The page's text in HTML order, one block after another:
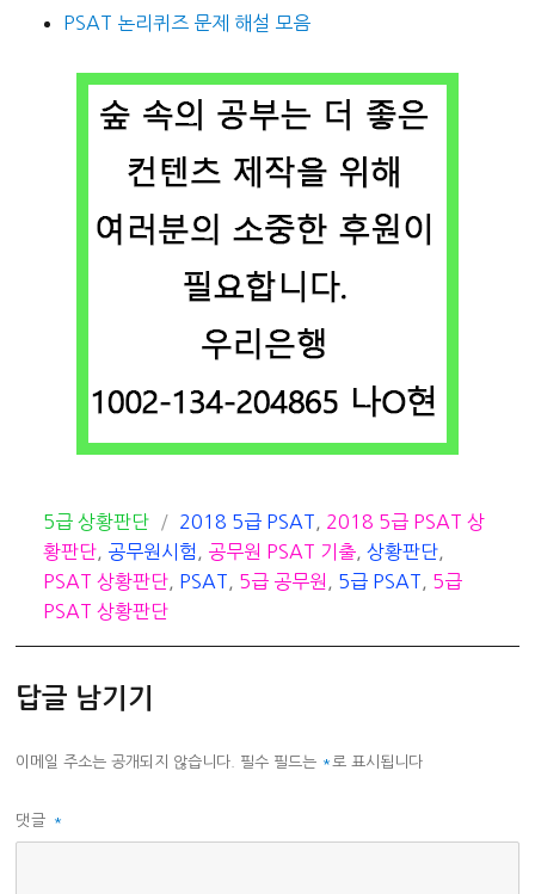
PSAT 논리퀴즈 문제 해설 모음
카
테
고
리
5급 상황판단
태
그
2018 5급 PSAT
2018 5급 PSAT 상
황판단
공무원시험 공무원 PSAT 기출 ,상황판단
PSAT 상황판단
PSAT 5급 공무원 5급 PSAT
5급
PSAT 상황판단
답글 남기기
이메일 주소는 공개되지 않습니다. 필수 필드는 * 로 표시됩니다
댓글 *